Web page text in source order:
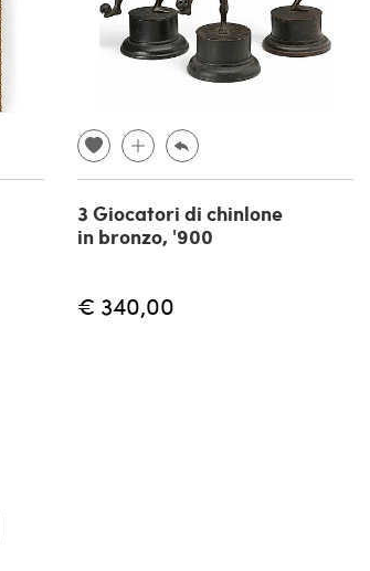
3 Giocatori di chinlone
in bronzo, '900
€ 340,00